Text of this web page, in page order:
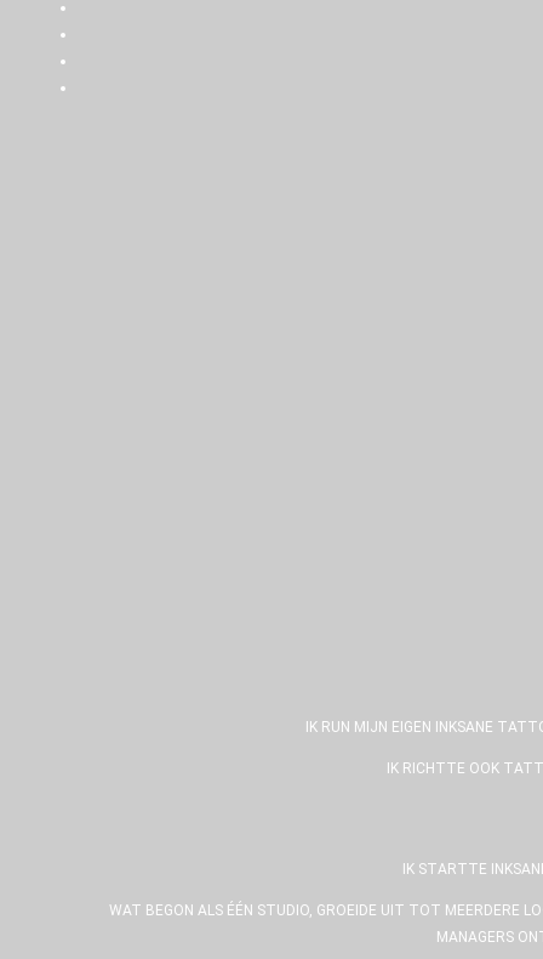
IK RUN MIJN EIGEN INKSANE
IK RICHTTE OOK
IK STARTTE
WAT BEGON ALS ÉÉN STUDIO, GROEIDE UIT TOT MEERDERE
MANAGERS